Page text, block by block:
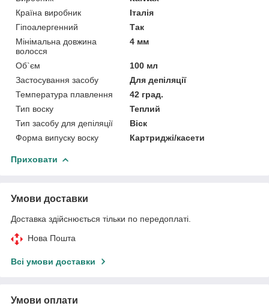
Країна виробник
Італія
Гіпоалергенний
Так
Мінімальна довжина
волосся
4 мм
Об`єм
100 мл
Застосування засобу
Для депіляції
Температура плавлення
42 град.
Тип воску
Теплий
Тип засобу для депіляції
Віск
Форма випуску воску
Картриджі/касети
Приховати
Умови доставки
Доставка здійснюється тільки по передоплаті.
Нова Пошта
Всі умови доставки
Умови оплати